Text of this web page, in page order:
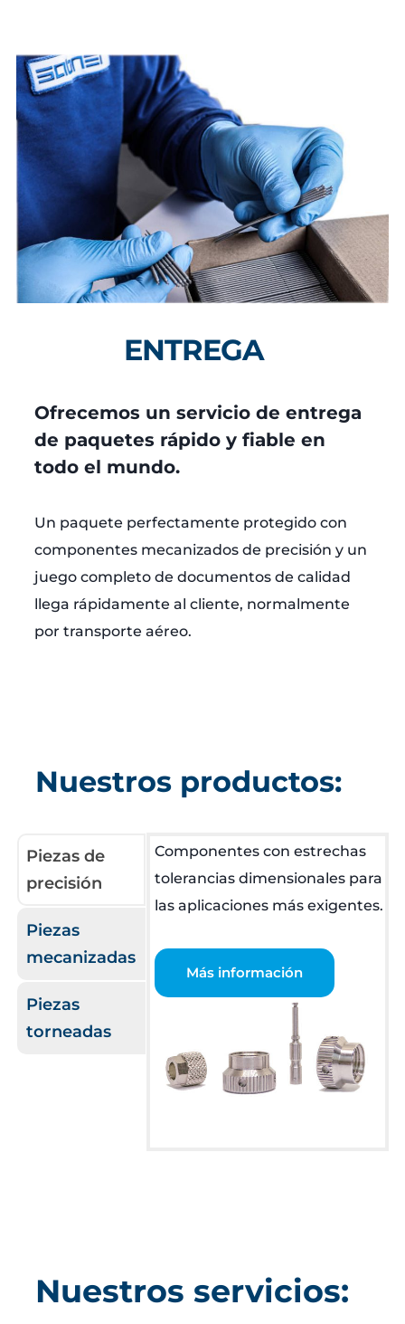
ENTREGA
Ofrecemos un servicio de entrega
de paquetes rápido y fiable en
todo el mundo.
Un paquete perfectamente protegido con
componentes mecanizados de precisión y un
juego completo de documentos de calidad
llega rápidamente al cliente, normalmente
por transporte aéreo.
Nuestros productos:
Piezas de
precisión
Piezas
mecanizadas
Piezas
torneadas
Componentes con estrechas
tolerancias dimensionales para
las aplicaciones más exigentes.
Más información
Nuestros servicios: